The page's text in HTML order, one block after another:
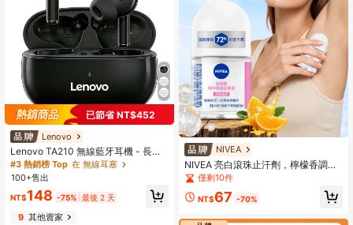
已節省 NT$452
Lenovo
Lenovo TA210 無線藍牙耳機 - 長電
池壽命、入耳式運動、ENC、4 麥克
風智慧通話降噪、白色/月岩白、黑色
- 禮品設計
#3 熱銷榜 Top 在 無線耳塞
100+售出
NT$148 -75% 最後 2 天
9其他賣家
NIVEA
NIVEA 亮白滾珠止汗劑，檸檬香調，
長效清新，含天然成分，香茅香氣，
添加酪梨油護膚，輕巧便攜，多功能
使用，可當香水，保濕
僅剩10件
NT$67 -70%